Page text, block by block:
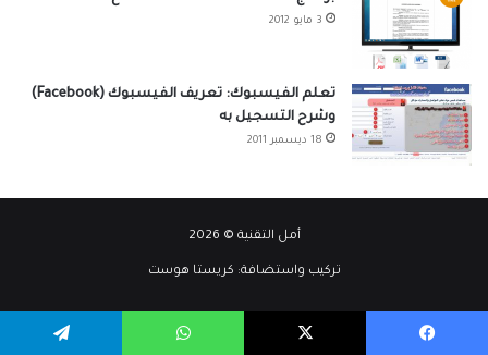
3 مايو 2012
تعلم الفيسبوك: تعريف الفيسبوك (Facebook)
وشرح التسجيل به
18 ديسمبر 2011
أمل التقنية © 2026
تركيب واستضافة: كريستا هوست